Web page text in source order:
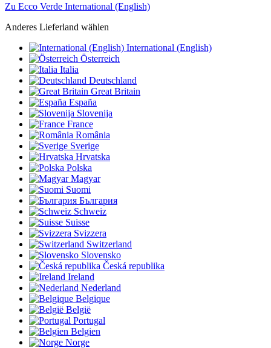
Zu Ecco Verde International (English)
Anderes Lieferland wählen
International (English)
Österreich
Italia
Deutschland
Great Britain
España
Slovenija
France
România
Sverige
Hrvatska
Polska
Magyar
Suomi
България
Schweiz
Suisse
Svizzera
Switzerland
Slovensko
Česká republika
Ireland
Nederland
Belgique
België
Portugal
Belgien
Norge